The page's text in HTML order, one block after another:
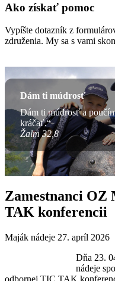
Ako získať pomoc
Vypíšte dotazník z
združenia. My sa s vami
Dám ti múdrosť
Dám ti múdrosť a
kráčať.“
Žalm 32,8
Zamestnanci OZ
TAK konferencii
Maják nádeje 27. apríl 2026
Dňa 23.
nádeje
odbornej TIC TAK